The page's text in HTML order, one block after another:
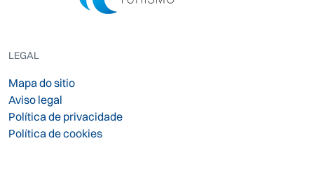
LEGAL
Mapa do sitio
Aviso legal
Política de privacidade
Política de cookies